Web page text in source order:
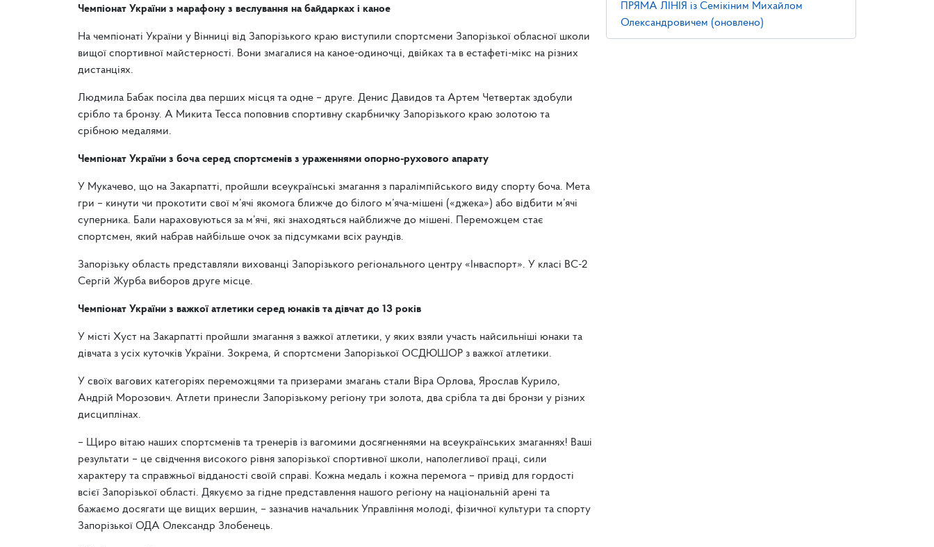
Чемпіонат України з марафону з веслування на байдарках і каное
На чемпіонаті України у Вінниці від Запорізького краю виступили спортсмени Запорізької обласної школи
вищої спортивної майстерності. Вони змагалися на каное-одиночці, двійках та в естафеті-мікс на різних
дистанціях.
Людмила Бабак посіла два перших місця та одне – друге. Денис Давидов та Артем Четвертак здобули
срібло та бронзу. А Микита Тесса поповнив спортивну скарбничку Запорізького краю золотою та
срібною медалями.
Чемпіонат України з боча серед спортсменів з ураженнями опорно-рухового апарату
У Мукачево, що на Закарпатті, пройшли всеукраїнські змагання з паралімпійського виду спорту боча. Мета
гри – кинути чи прокотити свої м’ячі якомога ближче до білого м’яча-мішені («джека») або відбити м’ячі
суперника. Бали нараховуються за м’ячі, які знаходяться найближче до мішені. Переможцем стає
спортсмен, який набрав найбільше очок за підсумками всіх раундів.
Запорізьку область представляли вихованці Запорізького регіонального центру «Інваспорт». У класі ВС-2
Сергій Журба виборов друге місце.
Чемпіонат України з важкої атлетики серед юнаків та дівчат до 13 років
У місті Хуст на Закарпатті пройшли змагання з важкої атлетики, у яких взяли участь найсильніші юнаки та
дівчата з усіх куточків України. Зокрема, й спортсмени Запорізької ОСДЮШОР з важкої атлетики.
У своїх вагових категоріях переможцями та призерами змагань стали Віра Орлова, Ярослав Курило,
Андрій Морозович. Атлети принесли Запорізькому регіону три золота, два срібла та дві бронзи у різних
дисциплінах.
– Щиро вітаю наших спортсменів та тренерів із вагомими досягненнями на всеукраїнських змаганнях! Ваші
результати – це свідчення високого рівня запорізької спортивної школи, наполегливої праці, сили
характеру та справжньої відданості своїй справі. Кожна медаль і кожна перемога – привід для гордості
всієї Запорізької області. Дякуємо за гідне представлення нашого регіону на національній арені та
бажаємо досягати ще вищих вершин, – зазначив начальник Управління молоді, фізичної культури та спорту
Запорізької ОДА Олександр Злобенець.
ПРЯМА ЛІНІЯ із Семікіним Михайлом
Олександровичем (оновлено)